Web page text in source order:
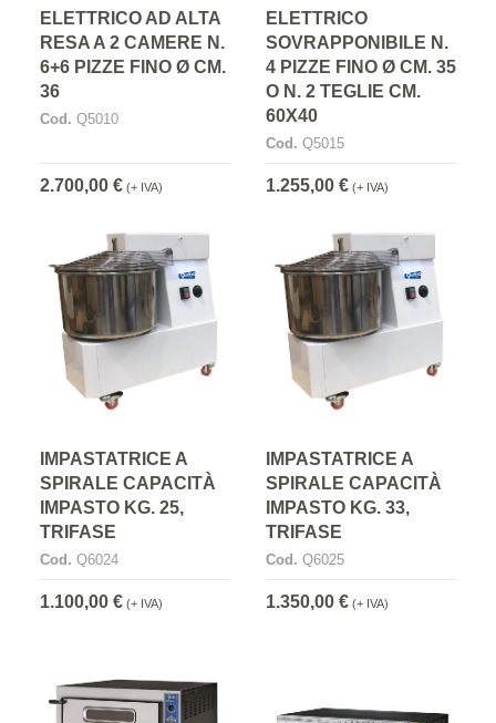
ELETTRICO AD ALTA
RESA A 2 CAMERE N.
6+6 PIZZE FINO Ø CM.
36
Cod. Q5010
2.700,00 € (+ IVA)
ELETTRICO
SOVRAPPONIBILE N.
4 PIZZE FINO Ø CM. 35
O N. 2 TEGLIE CM.
60X40
Cod. Q5015
1.255,00 € (+ IVA)
IMPASTATRICE A
SPIRALE CAPACITÀ
IMPASTO KG. 25,
TRIFASE
Cod. Q6024
1.100,00 € (+ IVA)
IMPASTATRICE A
SPIRALE CAPACITÀ
IMPASTO KG. 33,
TRIFASE
Cod. Q6025
1.350,00 € (+ IVA)